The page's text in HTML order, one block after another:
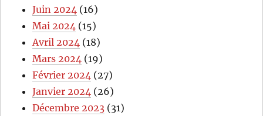
Juin 2024 (16)
Mai 2024 (15)
Avril 2024 (18)
Mars 2024 (19)
Février 2024 (27)
Janvier 2024 (26)
Décembre 2023 (31)